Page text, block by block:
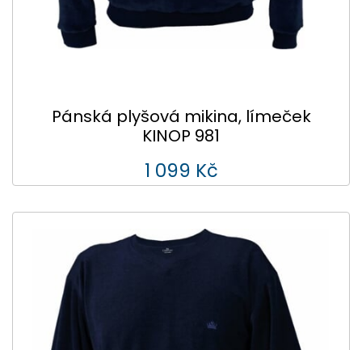
Pánská plyšová mikina, límeček
KINOP 981
1 099 Kč